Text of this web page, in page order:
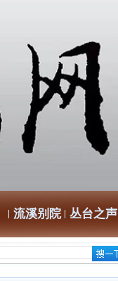
流溪别院 丛台之声